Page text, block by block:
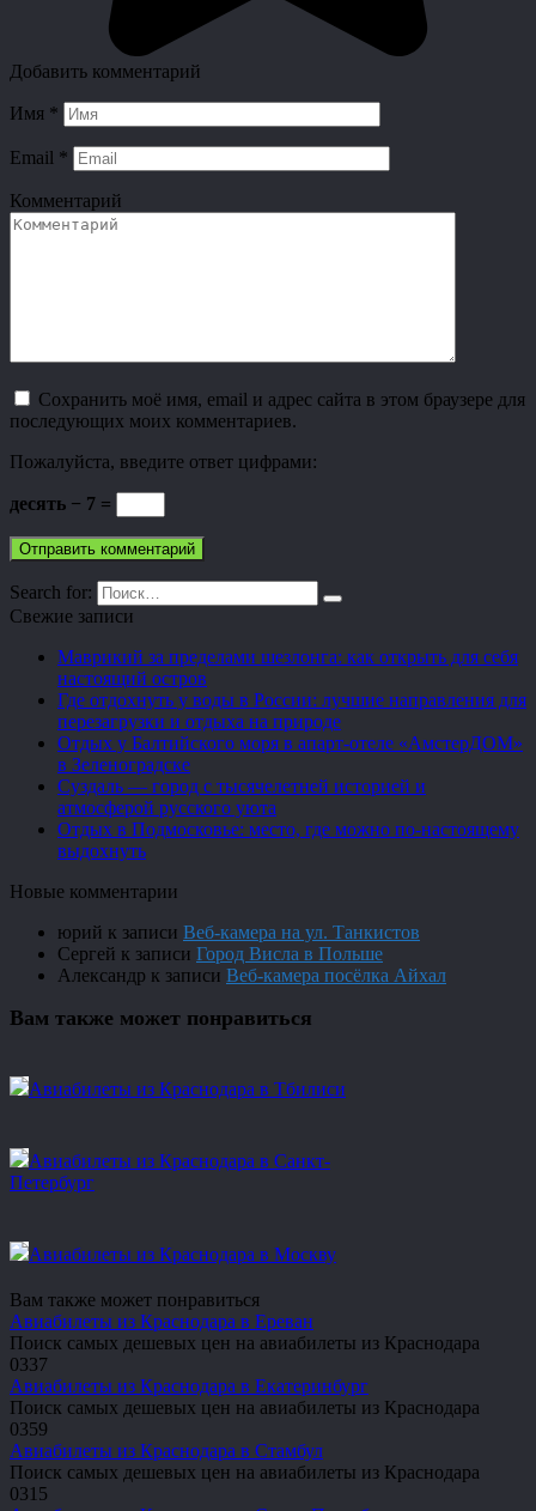
Добавить комментарий
Имя *
Email *
Комментарий
Сохранить моё имя, email и адрес сайта в этом браузере для
последующих моих комментариев.
Пожалуйста, введите ответ цифрами:
десять − 7 =
Search for:
Свежие записи
Маврикий за пределами шезлонга: как открыть для себя
настоящий остров
Где отдохнуть у воды в России: лучшие направления для
перезагрузки и отдыха на природе
Отдых у Балтийского моря в апарт-отеле «АмстерДОМ»
в Зеленоградске
Суздаль — город с тысячелетней историей и
атмосферой русского уюта
Отдых в Подмосковье: место, где можно по-настоящему
выдохнуть
Новые комментарии
юрий к записи Веб-камера на ул. Танкистов
Сергей к записи Город Висла в Польше
Александр к записи Веб-камера посёлка Айхал
Вам также может понравиться
Авиабилеты из Краснодара в Тбилиси
Авиабилеты из Краснодара в Санкт-
Петербург
Авиабилеты из Краснодара в Москву
Вам также может понравиться
Авиабилеты из Краснодара в Ереван
Поиск самых дешевых цен на авиабилеты из Краснодара
0337
Авиабилеты из Краснодара в Екатеринбург
Поиск самых дешевых цен на авиабилеты из Краснодара
0359
Авиабилеты из Краснодара в Стамбул
Поиск самых дешевых цен на авиабилеты из Краснодара
0315